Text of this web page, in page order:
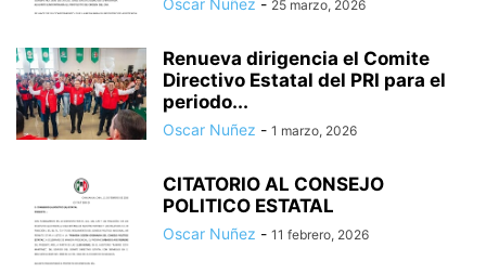
Oscar Nuñez - 25 marzo, 2026
Renueva dirigencia el Comite
Directivo Estatal del PRI para el
periodo...
Oscar Nuñez - 1 marzo, 2026
CITATORIO AL CONSEJO
POLITICO ESTATAL
Oscar Nuñez - 11 febrero, 2026